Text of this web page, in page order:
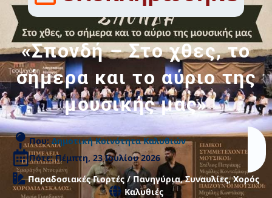
«Σπονδή – Στο χθες, το
σήμερα και το αύριο της
μουσικής μας»
Που: Δημοτική Κοινότητα Καλυθιών
Πότε: Πέμπτη, 23 Ιουλίου 2026
Παραδοσιακές Γιορτές / Πανηγύρια,Συναυλίες,Χορός
Καλυθιές